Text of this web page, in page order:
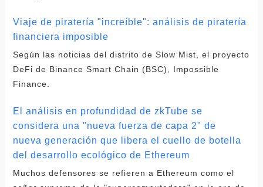
Viaje de piratería "increíble": análisis de piratería
financiera imposible
Según las noticias del distrito de Slow Mist, el proyecto
DeFi de Binance Smart Chain (BSC), Impossible
Finance.
El análisis en profundidad de zkTube se
considera una "nueva fuerza de capa 2" de
nueva generación que libera el cuello de botella
del desarrollo ecológico de Ethereum
Muchos defensores se refieren a Ethereum como el